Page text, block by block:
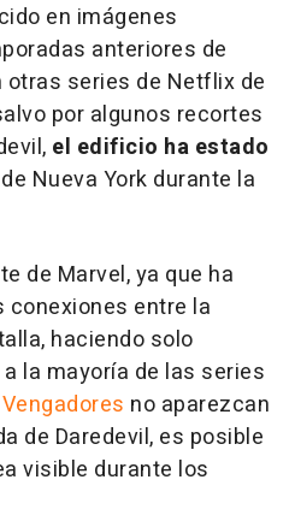
en imágenes
anteriores de
otras series de Netflix de
por algunos recortes
el edificio ha estado
de Nueva York durante la
de Marvel, ya que ha
entre la
haciendo solo
la mayoría de las series
Vengadores no aparezcan
de Daredevil, es posible
visible durante los